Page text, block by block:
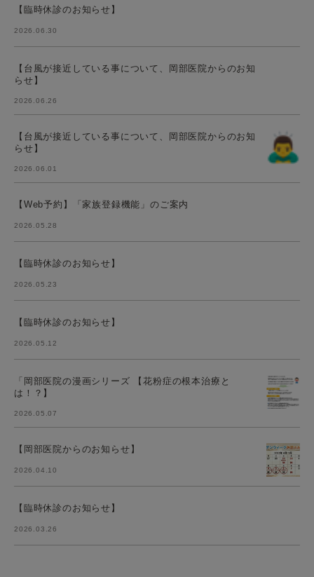
【臨時休診のお知らせ】
2026.06.30
【台風が接近している事について、岡部医院からのお知
らせ】
2026.06.26
【台風が接近している事について、岡部医院からのお知
らせ】
2026.06.01
【Web予約】「家族登録機能」のご案内
2026.05.28
【臨時休診のお知らせ】
2026.05.23
【臨時休診のお知らせ】
2026.05.12
「岡部医院の漫画シリーズ 【花粉症の根本治療と
は！？】
2026.05.07
【岡部医院からのお知らせ】
2026.04.10
【臨時休診のお知らせ】
2026.03.26